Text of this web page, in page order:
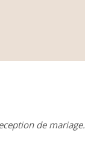
de mariage.